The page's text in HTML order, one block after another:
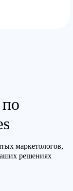
маркетологов,
решениях